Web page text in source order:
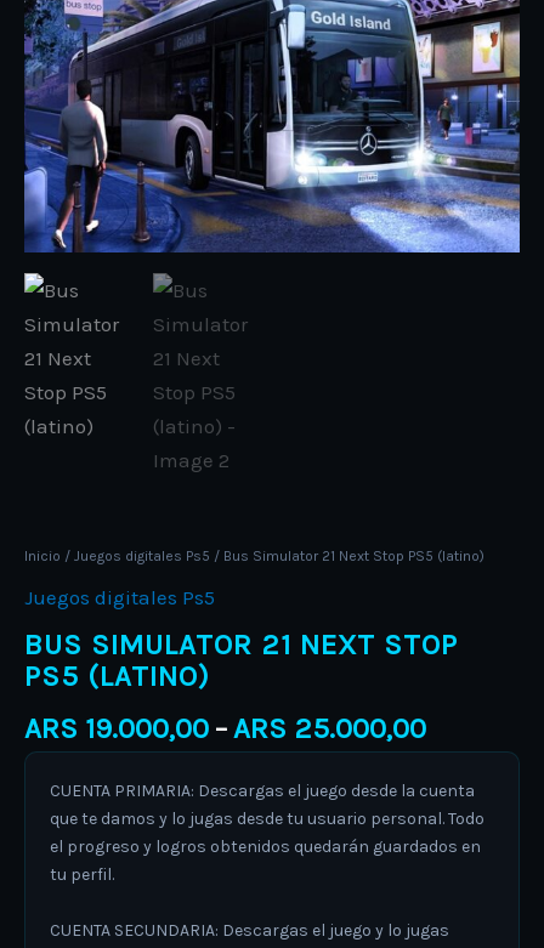
Inicio / Juegos digitales Ps5 / Bus Simulator 21 Next Stop PS5 (latino)
Juegos digitales Ps5
BUS SIMULATOR 21 NEXT STOP
PS5 (LATINO)
ARS 19.000,00 –ARS 25.000,00
CUENTA PRIMARIA: Descargas el juego desde la cuenta
que te damos y lo jugas desde tu usuario personal. Todo
el progreso y logros obtenidos quedarán guardados en
tu perfil.
CUENTA SECUNDARIA: Descargas el juego y lo jugas